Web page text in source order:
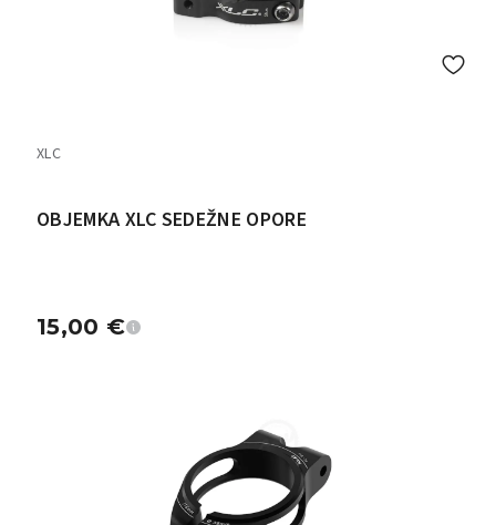
XLC
OBJEMKA XLC SEDEŽNE OPORE
15,00 €